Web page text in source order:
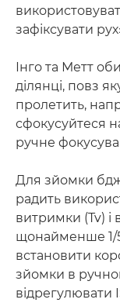
зафіксувати
Інго та Метт
ділянці, повз
пролетить,
сфокусуйтеся
ручне
Для зйомки
радить
витримки (Tv) і
щонайменше 1/
встановити
зйомки в
відрегулювати